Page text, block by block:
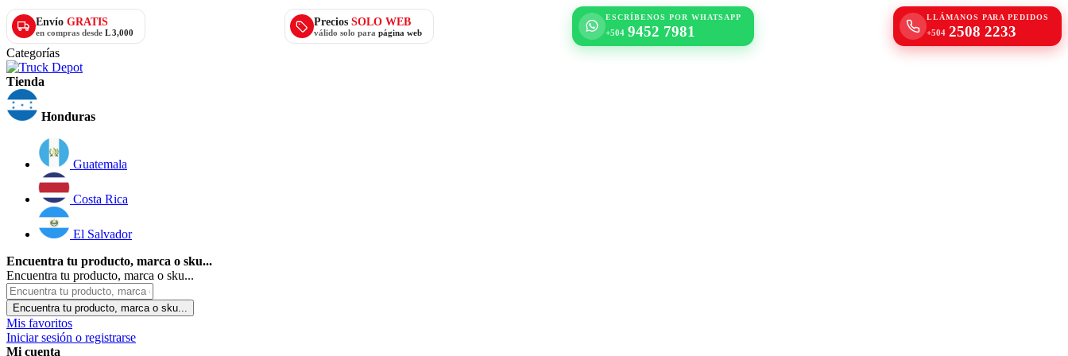
Envío GRATIS
en compras desde L 3,000
Precios SOLO WEB
válido solo para página web
ESCRÍBENOS POR WHATSAPP
+504 9452 7981
LLÁMANOS PARA PEDIDOS
+504 2508 2233
Categorías
Tienda
Honduras
Guatemala
Costa Rica
El Salvador
Encuentra tu producto, marca o sku...
Encuentra tu producto, marca o sku...
Encuentra tu producto, marca o sku...
Mis favoritos
Iniciar sesión o registrarse
Mi cuenta